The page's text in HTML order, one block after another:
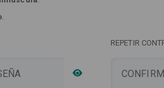
.
REPETIR